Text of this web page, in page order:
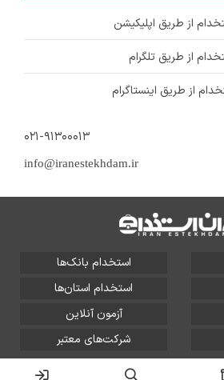
از طریق اپلیکیشن
از طریق تلگرام
از طریق اینستاگرام
۰۲۱-۹۱۳۰۰۰۱۳
info@iranestekhdam.ir
استخدام بانک‌ها
استخدام استان‌ها
آزمون آنلاین
شرکت‌های معتبر
سایت برای آلتین سیستم محفوظ است و هر